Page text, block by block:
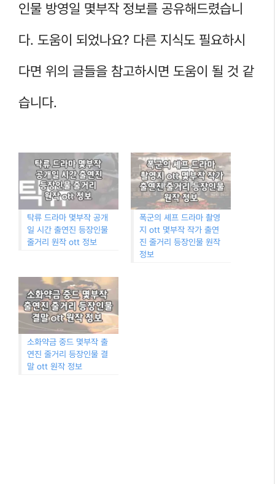
인물 방영일 몇부작 정보를 공유해드렸습니
다. 도움이 되었나요? 다른 지식도 필요하시
다면 위의 글들을 참고하시면 도움이 될 것 같
습니다.
탁류 드라마 몇부작 공개
일 시간 출연진 등장인물
줄거리 원작 ott 정보
폭군의 셰프 드라마 촬영
지 ott 몇부작 작가 출연
진 줄거리 등장인물 원작
정보
소화약금 중드 몇부작 출
연진 줄거리 등장인물 결
말 ott 원작 정보